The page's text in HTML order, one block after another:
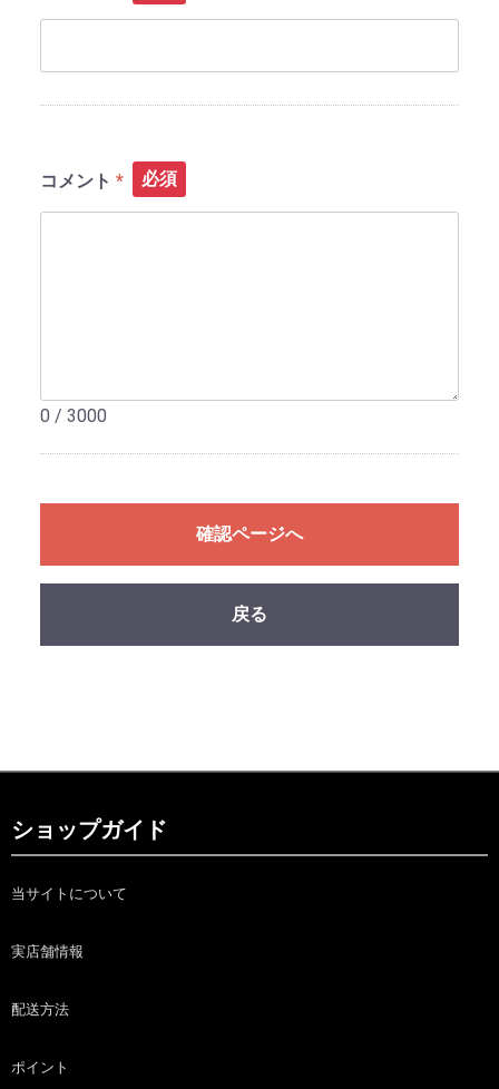
コメント 必須
0 / 3000
確認ページへ
戻る
ショップガイド
当サイトについて
実店舗情報
配送方法
ポイント